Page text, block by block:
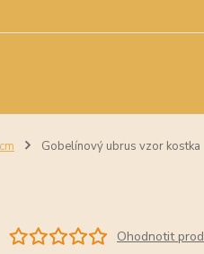
Gobelínový ubrus vzor kostka
Ohodnotit